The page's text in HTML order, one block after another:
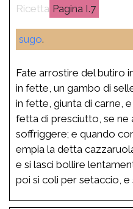
I.7
sugo.
Fate arrostire del butiro
in fette, un gambo di
in fette, giunta di carne,
fetta di presciutto, se ne
soffriggere; e quando
empia la detta
e si lasci bollire
poi si coli per setaccio,